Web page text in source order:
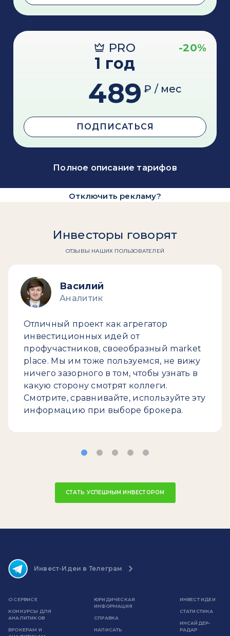
PRO -20%
1 год
489 ₽ / мес
ПОДПИСАТЬСЯ
Полное описание тарифов
Отключить рекламу?
Инвесторы говорят
ОТЗЫВЫ НАШИХ ПОЛЬЗОВАТЕЛЕЙ
Василий
Аналитик
Отличный проект как агрегатор
инвестиционных идей от
профучастников, своеобразный market
place. Мы им тоже пользуемся, не вижу
ничего зазорного в том, чтобы узнать в
какую сторону смотрят коллеги.
Смотрите, сравнивайте, используйте эту
информацию при выборе брокера.
СТАТЬ УСПЕШНЫМ ИНВЕСТОРОМ
Инвест-Идеи в Телеграм
О СЕРВИСЕ
КОНКУРСЫ ДЛЯ
АНАЛИТИКОВ
БРОКЕРАМ И
ЮРИДИЧЕСКАЯ
ИНФОРМАЦИЯ
СПРАВКА
НАПИСАТЬ
ИНВЕСТ ИДЕИ
СТАТИСТИКА
ИНСАЙДЕР-
РАДАР